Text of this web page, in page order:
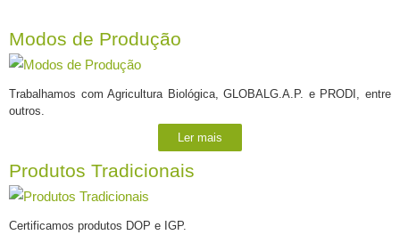
Modos de Produção
Trabalhamos com Agricultura Biológica, GLOBALG.A.P. e PRODI, entre
outros.
Ler mais
Produtos Tradicionais
Certificamos produtos DOP e IGP.